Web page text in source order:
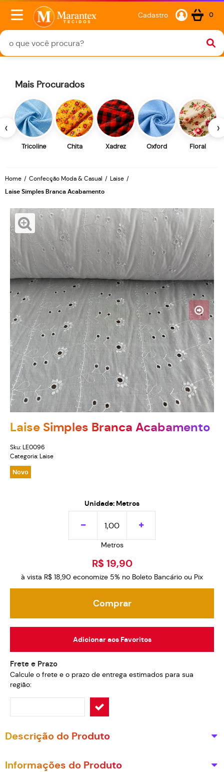
Cadastro 0
‹
Mais Procurados
Tricoline Chita Xadrez Oxford Floral
›
Home Confecção Moda & Casual Laise
Laise Simples Branca Acabamento
Laise Simples Branca Acabamento
Sku: LE0096
Categoria: Laise
Novo
Unidade: Metros
Metros
R$ 19,90
à vista R$ 18,90 economize 5% no Boleto Bancário ou Pix
Comprar
Adicionar aos Favoritos
Frete e Prazo
Calcule o frete e o prazo de entrega estimados para sua
região:
Descrição do Produto
Informações do Produto